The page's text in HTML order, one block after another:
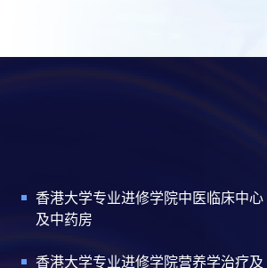
香港大学专业进修学院中医临床中心
及中药房
香港大学专业进修学院营养学治疗及